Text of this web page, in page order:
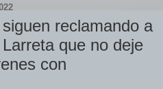
reclamando a
que no deje
con